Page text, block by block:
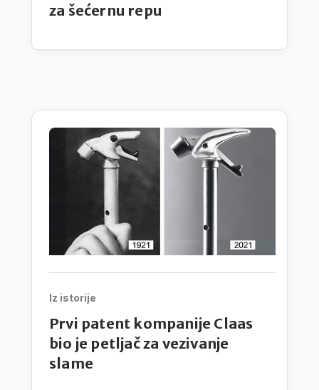
za šećernu repu
Iz istorije
Prvi patent kompanije Claas
bio je petljač za vezivanje
slame